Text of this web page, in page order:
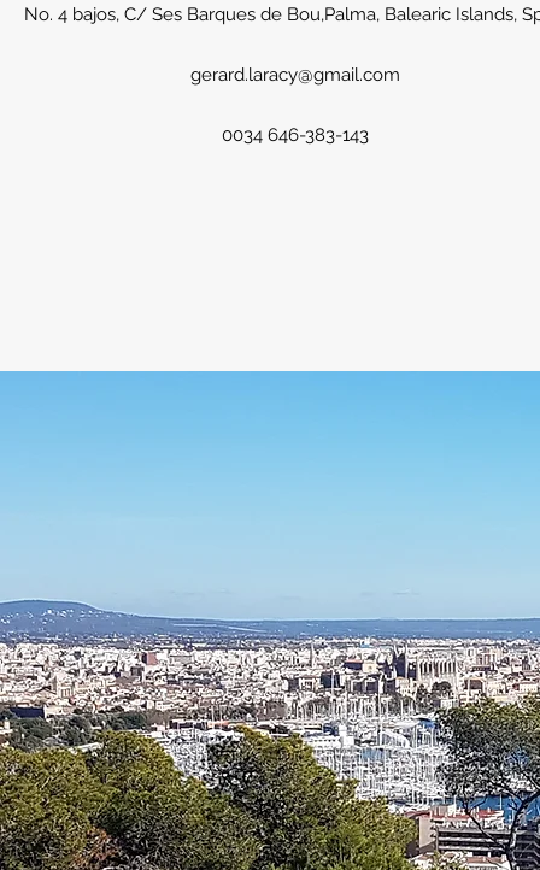
No. 4 bajos, C/ Ses Barques de Bou,Palma, Balearic Islands,
gerard.laracy@gmail.com
0034 646-383-143